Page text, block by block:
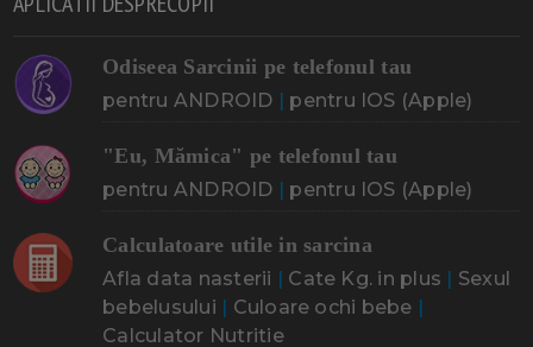
Odiseea Sarcinii pe telefonul tau
pentru ANDROID | pentru IOS (Apple)
"Eu, Mămica" pe telefonul tau
pentru ANDROID | pentru IOS (Apple)
Calculatoare utile in sarcina
Afla data nasterii | Cate Kg. in plus | Sexul
bebelusului | Culoare ochi bebe |
Calculator Nutritie